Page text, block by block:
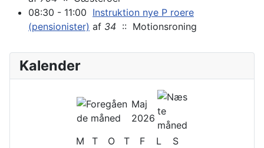
08:30 - 11:00 Instruktion nye P roere
(pensionister) af 34 :: Motionsroning
Kalender
Maj
2026
M
T O T F L
S